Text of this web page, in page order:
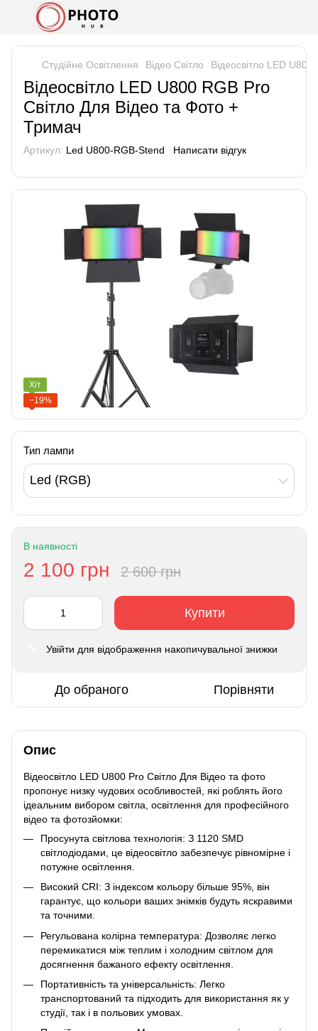
Студійне Освітлення Відео Світло Відеосвітло LED
Відеосвітло LED U800 RGB Pro
Світло Для Відео та Фото +
Тримач
Артикул: Led U800-RGB-Stend Написати відгук
Хіт
−19%
Тип лампи
Led (RGB)
В наявності
2 100 грн 2 600 грн
Купити
Увійти для відображення накопичувальної знижки
До обраного Порівняти
Опис
Відеосвітло LED U800 Pro Світло Для Відео та фото
пропонує низку чудових особливостей, які роблять його
ідеальним вибором світла, освітлення для професійного
відео та фотозйомки:
Просунута світлова технологія: З 1120 SMD
світлодіодами, це відеосвітло забезпечує рівномірне і
потужне освітлення.
Високий CRI: З індексом кольору більше 95%, він
гарантує, що кольори ваших знімків будуть яскравими
та точними.
Регульована колірна температура: Дозволяє легко
перемикатися між теплим і холодним світлом для
досягнення бажаного ефекту освітлення.
Портативність та універсальність: Легко
транспортований та підходить для використання як у
студії, так і в польових умовах.